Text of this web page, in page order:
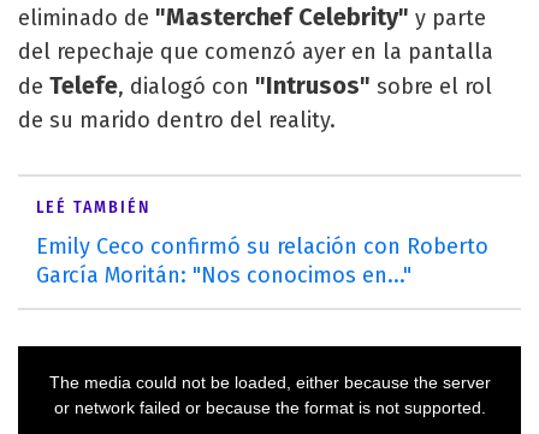
eliminado de "Masterchef Celebrity" y parte
del repechaje que comenzó ayer en la pantalla
de Telefe, dialogó con "Intrusos" sobre el rol
de su marido dentro del reality.
LEÉ TAMBIÉN
Emily Ceco confirmó su relación con Roberto
García Moritán: "Nos conocimos en..."